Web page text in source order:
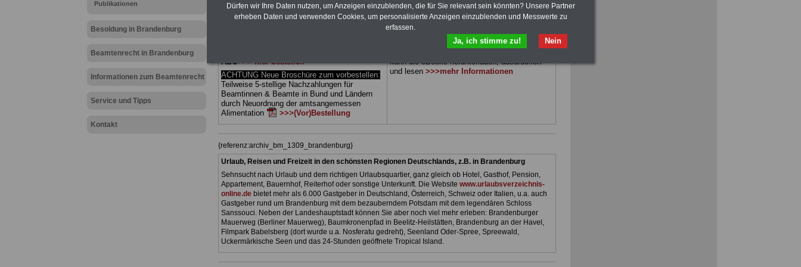
Publikationen
Besoldung in Brandenburg
Beamtenrecht in Brandenburg
Informationen zum Beamtenrecht
Service und Tipps
Kontakt
Ländern. Alle drei Ratgeber sind übersichtlich
gegliedert und erläutern auch komplizierte
ABO>>> hier bestellen
ACHTUNG Neue Broschüre zum vorbestellen:
Teilweise 5-stellige Nachzahlungen für
Beamtinnen & Beamte in Bund und Ländern
durch Neuordnung der amtsangemessen
Alimentation
>>>(Vor)Bestellung
herunterladen, auch für Beschäftigte beim
Land Brandenburggeeignet: die Bücher
behandeln Beamtenrecht, Besoldung, Beihilfe,
Beamtenversorgung, Rund ums Geld,
Nebentätigkeitsrecht, Frauen im öffentl. Dienst.
kann die eBooks herunterladen, ausdrucken
und lesen >>>mehr Informationen
{referenz:archiv_bm_1309_brandenburg}
Urlaub, Reisen und Freizeit in den schönsten Regionen Deutschlands, z.B. in Brandenburg
Sehnsucht nach Urlaub und dem richtigen Urlaubsquartier, ganz gleich ob Hotel, Gasthof, Pension,
Appartement, Bauernhof, Reiterhof oder sonstige Unterkunft. Die Website www.urlaubsverzeichnis-
online.debietet mehr als 6.000 Gastgeber in Deutschland, Österreich, Schweiz oder Italien, u.a. auch
Gastgeber rund um Brandenburg mit dem bezauberndem Potsdam mit dem legendären Schloss
Sanssouci. Neben der Landeshauptstadt können Sie aber noch viel mehr erleben: Brandenburger
Mauerweg (Berliner Mauerweg), Baumkronenpfad in Beelitz-Heilstätten, Brandenburg an der Havel,
Filmpark Babelsberg (dort wurde u.a. Nosferatu gedreht), Seenland Oder-Spree, Spreewald,
Uckermärkische Seen und das 24-Stunden geöffnete Tropical Island.
Dürfen wir Ihre Daten nutzen, um Anzeigen einzublenden, die für Sie relevant sein könnten? Unsere Partner
erheben Daten und verwenden Cookies, um personalisierte Anzeigen einzublenden und Messwerte zu
erfassen.
Nein
Ja, ich stimme zu!